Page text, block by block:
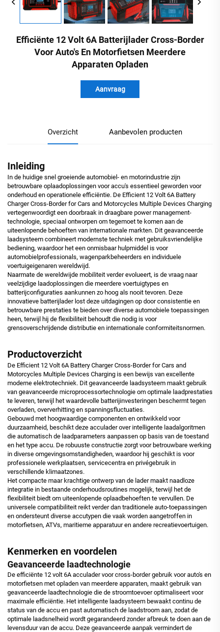
Efficiënte 12 Volt 6A Batterijlader Cross-Border
Voor Auto's En Motorfietsen Meerdere
Apparaten Opladen
Aanvraag
Overzicht Aanbevolen producten
Inleiding
In de huidige snel groeiende automobiel- en motorindustrie zijn
betrouwbare oplaadoplossingen voor accu's essentieel geworden voor
onderhoud en operationele efficiëntie. De Efficient 12 Volt 6A Battery
Charger Cross-Border for Cars and Motorcycles Multiple Devices Charging
vertegenwoordigt een doorbraak in draagbare power management-
technologie, speciaal ontworpen om tegemoet te komen aan de
uiteenlopende behoeften van internationale markten. Dit geavanceerde
laadsysteem combineert modernste techniek met gebruiksvriendelijke
bediening, waardoor het een onmisbaar hulpmiddel is voor
automobielprofessionals, wagenparkbeheerders en individuele
voertuigeigenaren wereldwijd.
Naarmate de wereldwijde mobiliteit verder evolueert, is de vraag naar
veelzijdige laadoplossingen die meerdere voertuigtypes en
batterijconfiguraties aankunnen zo hoog als nooit tevoren. Deze
innovatieve batterijlader lost deze uitdagingen op door consistentie en
betrouwbare prestaties te bieden over diverse automobiele toepassingen
heen, terwijl hij de flexibiliteit behoudt die nodig is voor
grensoverschrijdende distributie en internationale conformiteitsnormen.
Productoverzicht
De Efficient 12 Volt 6A Battery Charger Cross-Border for Cars and
Motorcycles Multiple Devices Charging is een bewijs van excellente
moderne elektrotechniek. Dit geavanceerde laadsysteem maakt gebruik
van geavanceerde microprocessortechnologie om optimale laadprestaties
te leveren, terwijl het waardevolle batterijinvesteringen beschermt tegen
overladen, oververhitting en spanningsfluctuaties.
Gebouwd met hoogwaardige componenten en ontwikkeld voor
duurzaamheid, beschikt deze acculader over intelligente laadalgoritmen
die automatisch de laadparameters aanpassen op basis van de toestand
en het type accu. De robuuste constructie zorgt voor betrouwbare werking
in diverse omgevingsomstandigheden, waardoor hij geschikt is voor
professionele werkplaatsen, servicecentra en privégebruik in
verschillende klimaatzones.
Het compacte maar krachtige ontwerp van de lader maakt naadloze
integratie in bestaande onderhoudsroutines mogelijk, terwijl het de
flexibiliteit biedt om uiteenlopende oplaadbehoeften te vervullen. De
universele compatibiliteit reikt verder dan traditionele auto-toepassingen
en ondersteunt diverse accutypen die vaak worden aangetroffen in
motorfietsen, ATVs, maritieme apparatuur en andere recreatievoertuigen.
Kenmerken en voordelen
Geavanceerde laadtechnologie
De efficiënte 12 volt 6A acculader voor cross-border gebruik voor auto's en
motorfietsen met opladen van meerdere apparaten, maakt gebruik van
geavanceerde laadtechnologie die de stroomtoevoer optimaliseert voor
maximale efficiëntie. Het intelligente laadsysteem bewaakt continu de
status van de accu en past automatisch de laadstroom aan, zodat de
optimale laadsnelheid wordt gegarandeerd zonder afbreuk te doen aan de
levensduur van de accu. Deze geavanceerde aanpak vermindert de